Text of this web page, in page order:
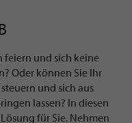
feiern und sich keine
Oder können Sie Ihr
und sich aus
lassen? In diesen
für Sie. Nehmen